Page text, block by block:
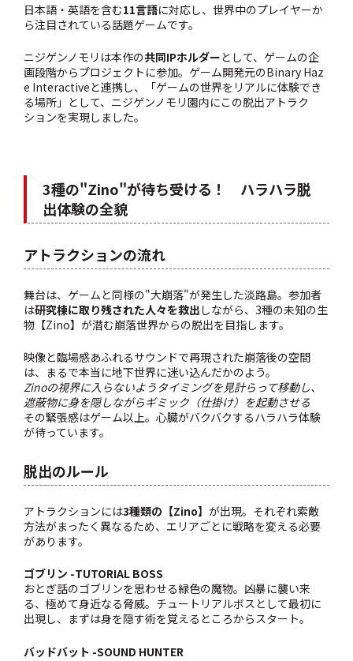
日本語・英語を含む11言語に対応し、世界中のプレイヤーか
ら注目されている話題ゲームです。
ニジゲンノモリは本作の共同IPホルダーとして、ゲームの企
画段階からプロジェクトに参加。ゲーム開発元のBinary Haz
e Interactiveと連携し、「ゲームの世界をリアルに体験でき
る場所」として、ニジゲンノモリ園内にこの脱出アトラク
ションを実現しました。
3種の"Zino"が待ち受ける！ ハラハラ脱
出体験の全貌
アトラクションの流れ
舞台は、ゲームと同様の"大崩落"が発生した淡路島。参加者
は研究棟に取り残された人々を救出 しながら、3種の未知の生
物【Zino】が潜む崩落世界からの脱出を目指します。
映像と臨場感あふれるサウンドで再現された崩落後の空間
は、まるで本当に地下世界に迷い込んだかのよう。
Zinoの視界に入らないようタイミングを見計らって移動し、
遮蔽物に身を隠しながらギミック（仕掛け）を起動させる
その緊張感はゲーム以上。心臓がバクバクするハラハラ体験
が待っています。
脱出のルール
アトラクションには3種類の【Zino】 が出現。それぞれ索敵
方法がまったく異なるため、エリアごとに戦略を変える必要
があります。
ゴブリン -TUTORIAL BOSS
おとぎ話のゴブリンを思わせる緑色の魔物。凶暴に襲い来
る、極めて身近なる脅威。チュートリアルボスとして最初に
出現し、まずは身を隠す術を覚えるところからスタート。
バッドバット -SOUND HUNTER